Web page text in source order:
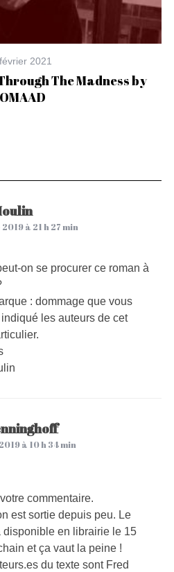
2021
The Madness by
à 21 h 27 min
on se procurer ce roman à
: dommage que vous
indiqué les auteurs de cet
à 10 h 34 min
commentaire.
est sortie depuis peu. Le
disponible en librairie le 15
et ça vaut la peine !
du texte sont Fred